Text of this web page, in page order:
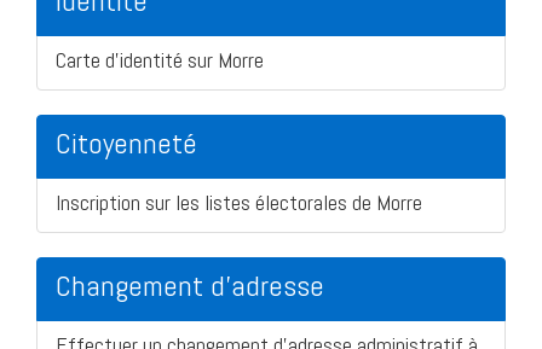
Carte d'identité sur Morre
Citoyenneté
Inscription sur les listes électorales de Morre
Changement d'adresse